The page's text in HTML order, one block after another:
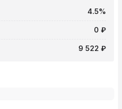
4.5%
0 ₽
9 522 ₽